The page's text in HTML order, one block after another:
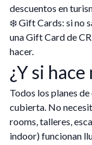
descuentos en
❄️ Gift Cards: si no
una Gift Card de
hacer.
¿Y si
Todos los planes
cubierta. No
rooms, talleres,
indoor) funcionan